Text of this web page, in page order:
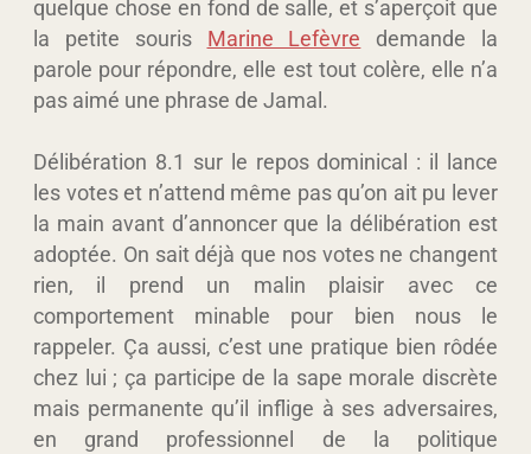
quelque chose en fond de salle, et s’aperçoit que
la petite souris Marine Lefèvre demande la
parole pour répondre, elle est tout colère, elle n’a
pas aimé une phrase de Jamal.
Délibération 8.1 sur le repos dominical : il lance
les votes et n’attend même pas qu’on ait pu lever
la main avant d’annoncer que la délibération est
adoptée. On sait déjà que nos votes ne changent
rien, il prend un malin plaisir avec ce
comportement minable pour bien nous le
rappeler. Ça aussi, c’est une pratique bien rôdée
chez lui ; ça participe de la sape morale discrète
mais permanente qu’il inflige à ses adversaires,
en grand professionnel de la politique